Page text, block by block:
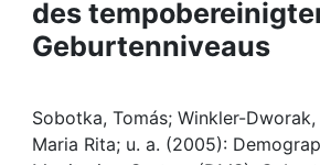
Awards
Help
des
Geburtenniveaus
Sobotka, Tomás; Winkler-Dworak,
Maria Rita; u. a. (2005):